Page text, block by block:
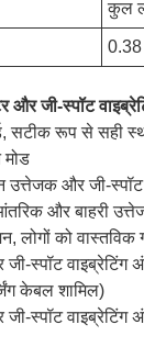
कुल
और जी-स्पॉट
सटीक रूप से सही
और जी-स्पॉट
और बाहरी
लोगों को वास्तविक
स्पॉट वाइब्रेटिंग
केबल शामिल)
स्पॉट